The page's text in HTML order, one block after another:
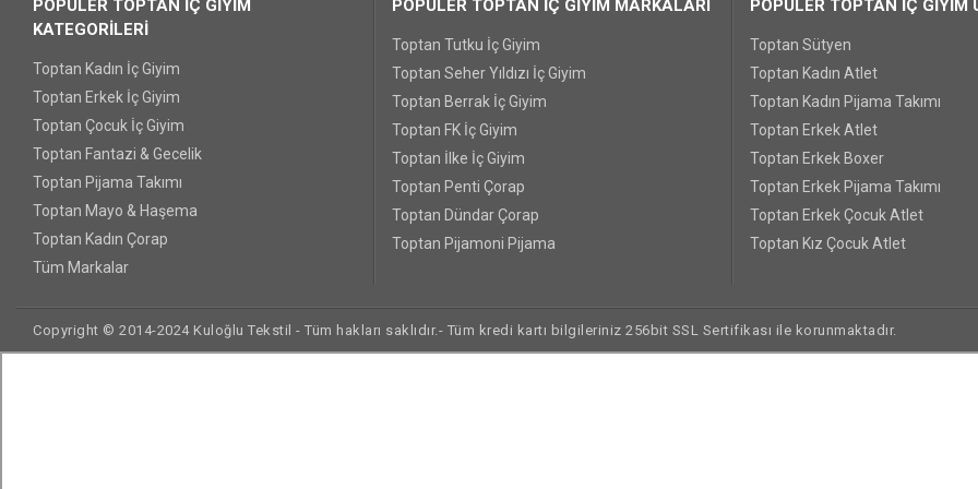
POPÜLER TOPTAN İÇ GİYİM
KATEGORİLERİ
Toptan Kadın İç Giyim
Toptan Erkek İç Giyim
Toptan Çocuk İç Giyim
Toptan Fantazi & Gecelik
Toptan Pijama Takımı
Toptan Mayo & Haşema
Toptan Kadın Çorap
Tüm Markalar
POPÜLER TOPTAN İÇ GİYİM MARKALARI
Toptan Tutku İç Giyim
Toptan Seher Yıldızı İç Giyim
Toptan Berrak İç Giyim
Toptan FK İç Giyim
Toptan İlke İç Giyim
Toptan Penti Çorap
Toptan Dündar Çorap
Toptan Pijamoni Pijama
POPÜLER TOPTAN İÇ GİYİM
Toptan Sütyen
Toptan Kadın Atlet
Toptan Kadın Pijama Takımı
Toptan Erkek Atlet
Toptan Erkek Boxer
Toptan Erkek Pijama Takımı
Toptan Erkek Çocuk Atlet
Toptan Kız Çocuk Atlet
Copyright © 2014-2024 Kuloğlu Tekstil - Tüm hakları saklıdır.- Tüm kredi kartı bilgileriniz 256bit SSL Sertifikası ile korunmaktadır.